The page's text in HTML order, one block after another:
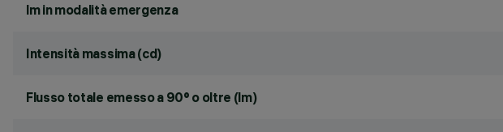
lm in modalità emergenza
Intensità massima (cd)
Flusso totale emesso a 90° o oltre (lm)